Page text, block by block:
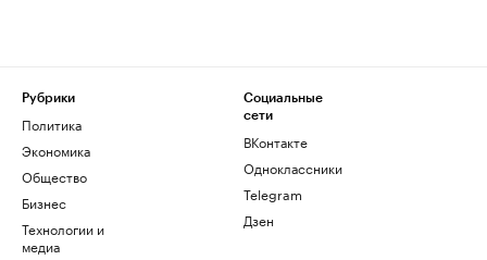
Рубрики
Политика
Экономика
Общество
Бизнес
Технологии и
медиа
Социальные
сети
ВКонтакте
Одноклассники
Telegram
Дзен